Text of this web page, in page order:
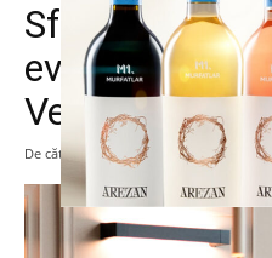
Sfârșit de
evenimente la
Veranda
De către Eva MIRON 20 august 2021